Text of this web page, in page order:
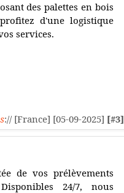
des palettes en bois
d'une logistique
services.
:// [France] [05-09-2025] [#3]
de vos prélèvements
24/7, nous